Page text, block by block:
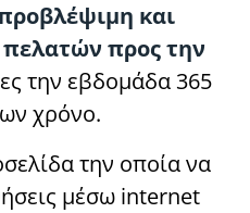
και
προς την
την εβδομάδα 365
χρόνο.
την οποία να
μέσω internet